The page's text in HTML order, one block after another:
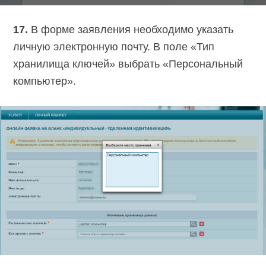
17. В форме заявления необходимо указать
личную электронную почту. В поле «Тип
хранилища ключей» выбрать «Персональный
компьютер».